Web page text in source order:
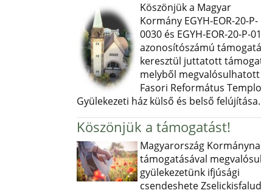
Köszönjük a Magyar
Kormány EGYH-EOR-20-P-
0030 és EGYH-EOR-20-P-
azonosítószámú
keresztül juttatott
melyből megvalósulhatott
Fasori Református
Gyülekezeti ház külső és belső felújítása.
Köszönjük a támogatást!
Magyarország
támogatásával
gyülekezetünk ifjúsági
csendeshete